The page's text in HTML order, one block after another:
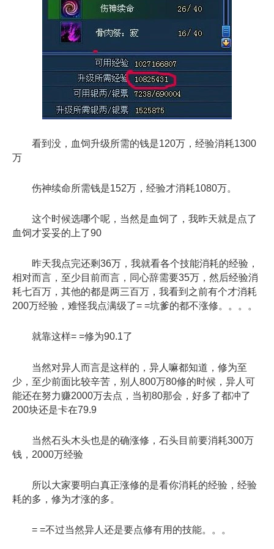
看到没，血饲升级所需的钱是120万，经验消耗1300
万
伤神续命所需钱是152万，经验才消耗1080万。
这个时候选哪个呢，当然是血饲了，我昨天就是点了
血饲才妥妥的上了90
昨天我点完还剩36万，我就看各个技能消耗的经验，
相对而言，至少目前而言，同心辞需要35万，然后经验消
耗七百万，其他的都是两三百万，我看到之前有个才消耗
200万经验，难怪我点满级了= =坑爹的都不涨修。。。。
就靠这样= =修为90.1了
当然对异人而言是这样的，异人嘛都知道，修为至
少，至少前面比较辛苦，别人800万80修的时候，异人可
能还在努力赚2000万去点，当初80那会，好多了都冲了
200块还是卡在79.9
当然石头木头也是的确涨修，石头目前要消耗300万
钱，2000万经验
所以大家要明白真正涨修的是看你消耗的经验，经验
耗的多，修为才涨的多。
= =不过当然异人还是要点修有用的技能。。。